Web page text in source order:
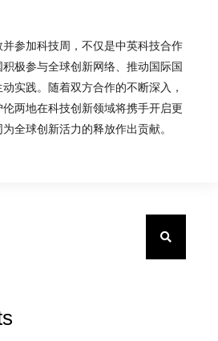
参加科技周，不仅是中英科技合作
极参与全球创新网络、推动国际国
实践。随着双方合作的不断深入，
两地在科技创新领域将携手开启更
全球创新活力的释放作出贡献。